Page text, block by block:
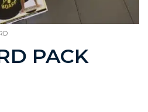
PACK